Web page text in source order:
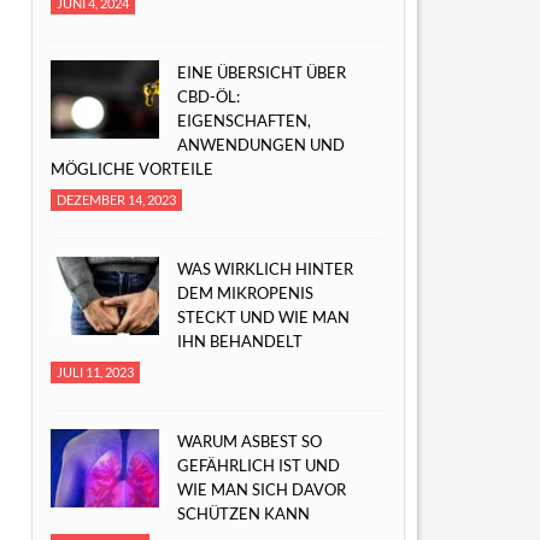
EINE ÜBERSICHT ÜBER
CBD-ÖL:
EIGENSCHAFTEN,
ANWENDUNGEN UND
MÖGLICHE VORTEILE
DEZEMBER 14, 2023
WAS WIRKLICH HINTER
DEM MIKROPENIS
STECKT UND WIE MAN
IHN BEHANDELT
JULI 11, 2023
WARUM ASBEST SO
GEFÄHRLICH IST UND
WIE MAN SICH DAVOR
SCHÜTZEN KANN